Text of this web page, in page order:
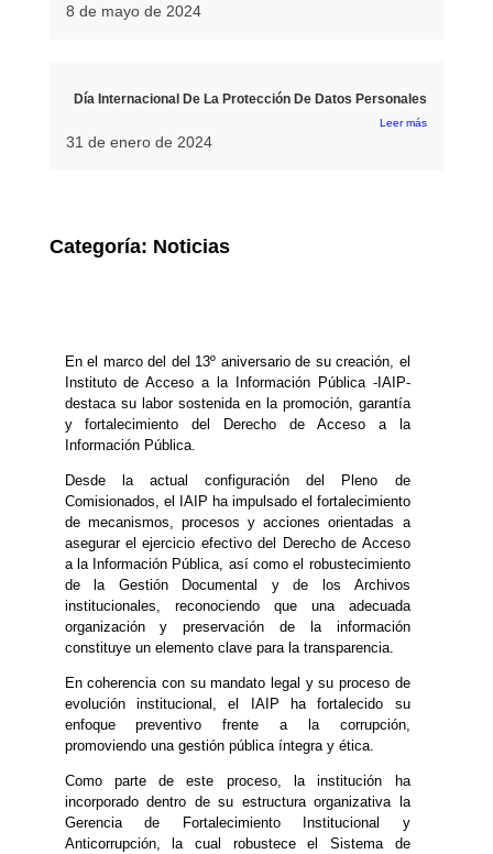
8 de mayo de 2024
Día Internacional De La Protección De Datos Personales
Leer más
31 de enero de 2024
Categoría: Noticias
En el marco del del 13º aniversario de su creación, el
Instituto de Acceso a la Información Pública -IAIP-
destaca su labor sostenida en la promoción, garantía
y fortalecimiento del Derecho de Acceso a la
Información Pública.
Desde la actual configuración del Pleno de
Comisionados, el IAIP ha impulsado el fortalecimiento
de mecanismos, procesos y acciones orientadas a
asegurar el ejercicio efectivo del Derecho de Acceso
a la Información Pública, así como el robustecimiento
de la Gestión Documental y de los Archivos
institucionales, reconociendo que una adecuada
organización y preservación de la información
constituye un elemento clave para la transparencia.
En coherencia con su mandato legal y su proceso de
evolución institucional, el IAIP ha fortalecido su
enfoque preventivo frente a la corrupción,
promoviendo una gestión pública íntegra y ética.
Como parte de este proceso, la institución ha
incorporado dentro de su estructura organizativa la
Gerencia de Fortalecimiento Institucional y
Anticorrupción, la cual robustece el Sistema de